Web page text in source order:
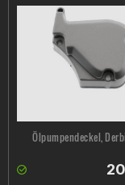
Ölpumpendeckel,